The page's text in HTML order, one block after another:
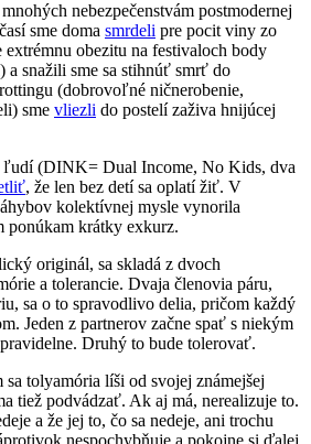
nebezpečenstvám postmodernej
sme doma smrdeli pre pocit viny zo
extrémnu obezitu na festivaloch body
a snažili sme sa stihnúť smrť do
(dobrovoľné ničnerobenie,
sme vliezli do postelí zaživa hnijúcej
(DINK= Dual Income, No Kids, dva
, že len bez detí sa oplatí žiť. V
kolektívnej mysle vynorila
ponúkam krátky exkurz.
originál, sa skladá z dvoch
a tolerancie. Dvaja členovia páru,
sa o to spravodlivo delia, pričom každý
Jeden z partnerov začne spať s niekým
Druhý to bude tolerovať.
sa tolyamória líši od svojej známejšej
tiež podvádzať. Ak aj má, nerealizuje to.
a že jej to, čo sa nedeje, ani trochu